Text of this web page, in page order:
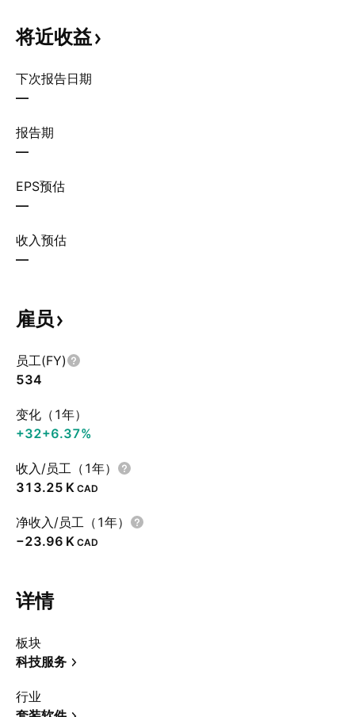
将近收益
下次报告日期
—
报告期
—
EPS预估
—
收入预估
—
雇员
员工(FY)
534
变化（1年）
+32+6.37%
收入/员工（1年）
‪313.25 K‬ CAD
净收入/员工（1年）
‪−23.96 K‬ CAD
详情
板块
科技服务
行业